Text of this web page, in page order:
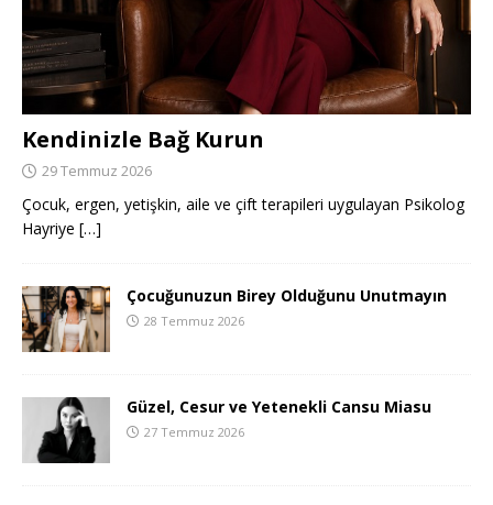
Kendinizle Bağ Kurun
29 Temmuz 2026
Çocuk, ergen, yetişkin, aile ve çift terapileri uygulayan Psikolog
Hayriye […]
Çocuğunuzun Birey Olduğunu Unutmayın
28 Temmuz 2026
Güzel, Cesur ve Yetenekli Cansu Miasu
27 Temmuz 2026